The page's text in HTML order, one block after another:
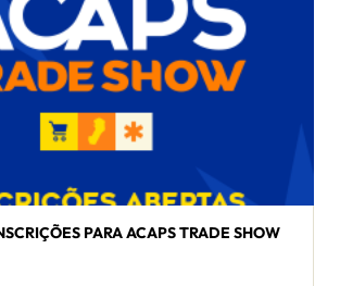
PARA ACAPS TRADE SHOW